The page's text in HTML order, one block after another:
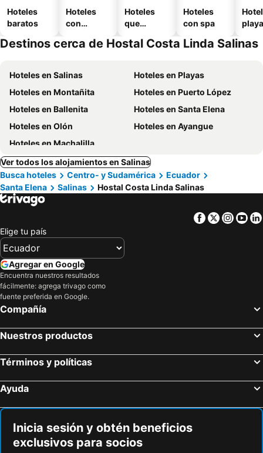
Hoteles
baratos
Hoteles
con
Hoteles
que
mascotas
Hoteles
con spa
playa
Destinos cerca de Hostal Costa Linda Salinas
Hoteles en Salinas
Hoteles en Playas
Hoteles en Montañita
Hoteles en Puerto López
Hoteles en Ballenita
Hoteles en Santa Elena
Hoteles en Olón
Hoteles en Ayangue
Hoteles en Machalilla
Ver todos los alojamientos en Salinas
Busca hoteles
Centro- y Sudamérica
Ecuador
Santa Elena
Salinas Hostal Costa Linda Salinas
Facebook
Twitter
Elige tu país
Agregar en Google
Encuentra nuestros resultados
fácilmente: agrega trivago como
fuente preferida en Google.
Compañía
Nuestros productos
Términos y políticas
Ayuda
Inicia sesión y obtén beneficios
exclusivos para socios